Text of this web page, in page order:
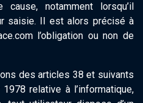
notamment lorsqu’il
saisie. Il est alors précisé à
l’obligation ou non de
des articles 38 et suivants
relative à l’informatique,